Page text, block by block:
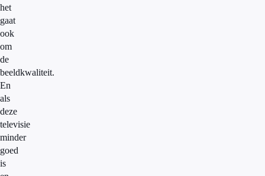
het
gaat
ook
om
de
beeldkwaliteit.
En
als
deze
televisie
minder
goed
is